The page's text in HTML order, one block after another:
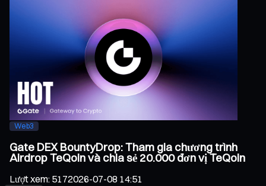
Web3
Gate DEX BountyDrop: Tham gia chương trình
Airdrop TeQoin và chia sẻ 20.000 đơn vị TeQoin
Lượt xem: 5172026-07-08 14:51